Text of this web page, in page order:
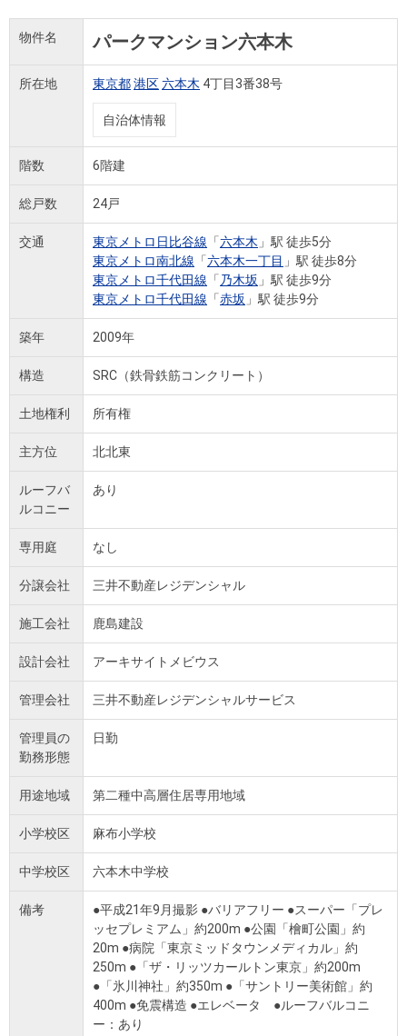
物件名 パークマンション六本木
所在地 東京都港区六本木 4丁目3番38号
自治体情報
階数 6階建
総戸数 24戸
交通 東京メトロ日比谷線 「六本木 」駅 徒歩5分
東京メトロ南北線 「六本木一丁目 」駅 徒歩8分
東京メトロ千代田線 「 乃木坂 」駅 徒歩9分
東京メトロ千代田線 「赤坂 」駅 徒歩9分
築年 2009年
構造 SRC（鉄骨鉄筋コンクリート）
土地権利 所有権
主方位 北北東
ルーフバ
ルコニー
あり
専用庭 なし
分譲会社 三井不動産レジデンシャル
施工会社 鹿島建設
設計会社 アーキサイトメビウス
管理会社 三井不動産レジデンシャルサービス
管理員の
勤務形態
日勤
用途地域 第二種中高層住居専用地域
小学校区 麻布小学校
中学校区 六本木中学校
備考
●平成21年9月撮影 ●バリアフリー ●スーパー「プレ
ッセプレミアム」約200m ●公園「檜町公園」約
20m ●病院「東京ミッドタウンメディカル」約
250m ●「ザ・リッツカールトン東京」約200m
●「氷川神社」約350m ●「サントリー美術館」約
400m ●免震構造 ●エレベータ ●ルーフバルコニ
ー：あり